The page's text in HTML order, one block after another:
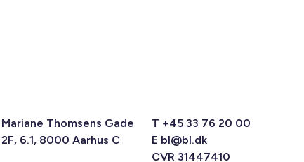
Mariane Thomsens Gade
2F, 6.1, 8000 Aarhus C
T +45 33 76 20 00
E bl@bl.dk
CVR 31447410